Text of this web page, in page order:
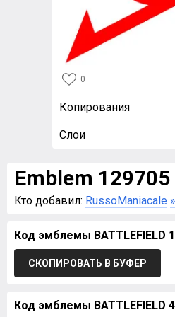
0
Копирования
Слои
Emblem 129705
Кто добавил: RussoManiacale »
Код эмблемы BATTLEFIELD 1
СКОПИРОВАТЬ В БУФЕР
Код эмблемы BATTLEFIELD